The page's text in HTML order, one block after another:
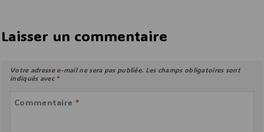
Laisser un commentaire
Votre adresse e-mail ne sera pas publiée. Les champs obligatoires sont
indiqués avec *
Commentaire *